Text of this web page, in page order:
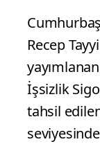
Recep
İşsizlik
tahsil